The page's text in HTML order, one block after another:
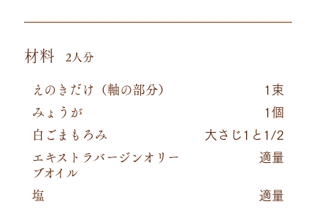
材料 2人分
えのきだけ（軸の部分） 1束
みょうが 1個
白ごまもろみ 大さじ1と1/2
エキストラバージンオリー
ブオイル
適量
塩 適量